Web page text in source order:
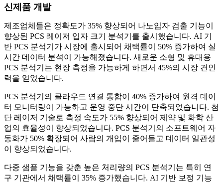
신제품 개발
제조업체들은 정확도가 35% 향상되어 나노입자 검출 기능이
향상된 PCS 레이저 입자 크기 분석기를 출시했습니다. AI 기
반 PCS 분석기가 시장에 출시되어 채택률이 50% 증가하여 실
시간 데이터 분석이 가능해졌습니다. 새로운 소형 및 휴대용
PCS 분석기는 현장 측정을 가능하게 하면서 45%의 시장 견인
력을 얻었습니다.
PCS 분석기의 클라우드 연결 통합이 40% 증가하여 원격 데이
터 모니터링이 가능하고 운영 중단 시간이 단축되었습니다. 첨
단 레이저 기술로 측정 속도가 55% 향상되어 제약 및 화학 산
업의 효율성이 향상되었습니다. PCS 분석기의 소프트웨어 자
동화가 50% 확장되어 사람의 개입이 줄어들고 데이터 일관성
이 향상되었습니다.
다중 샘플 기능을 갖춘 높은 처리량의 PCS 분석기는 특히 연
구 기관에서 채택률이 35% 증가했습니다. AI 기반 보정 기능